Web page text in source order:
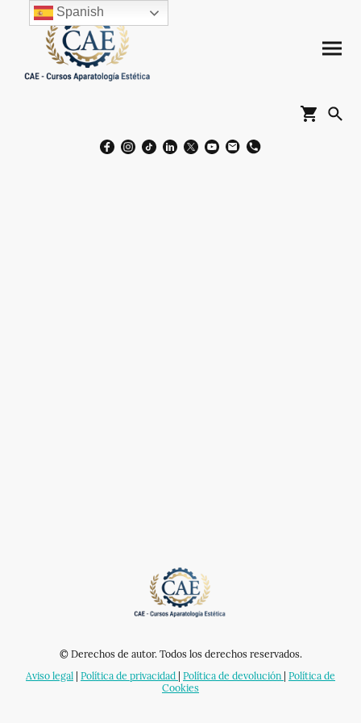
© Derechos de autor. Todos los derechos reservados.
Aviso legal
Política de privacidad Política de devolución Política de
Cookies
Spanish